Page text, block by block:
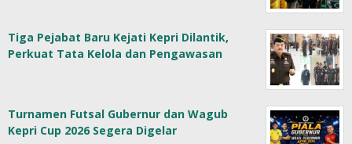
Tiga Pejabat Baru Kejati Kepri Dilantik,
Perkuat Tata Kelola dan Pengawasan
Turnamen Futsal Gubernur dan Wagub
Kepri Cup 2026 Segera Digelar